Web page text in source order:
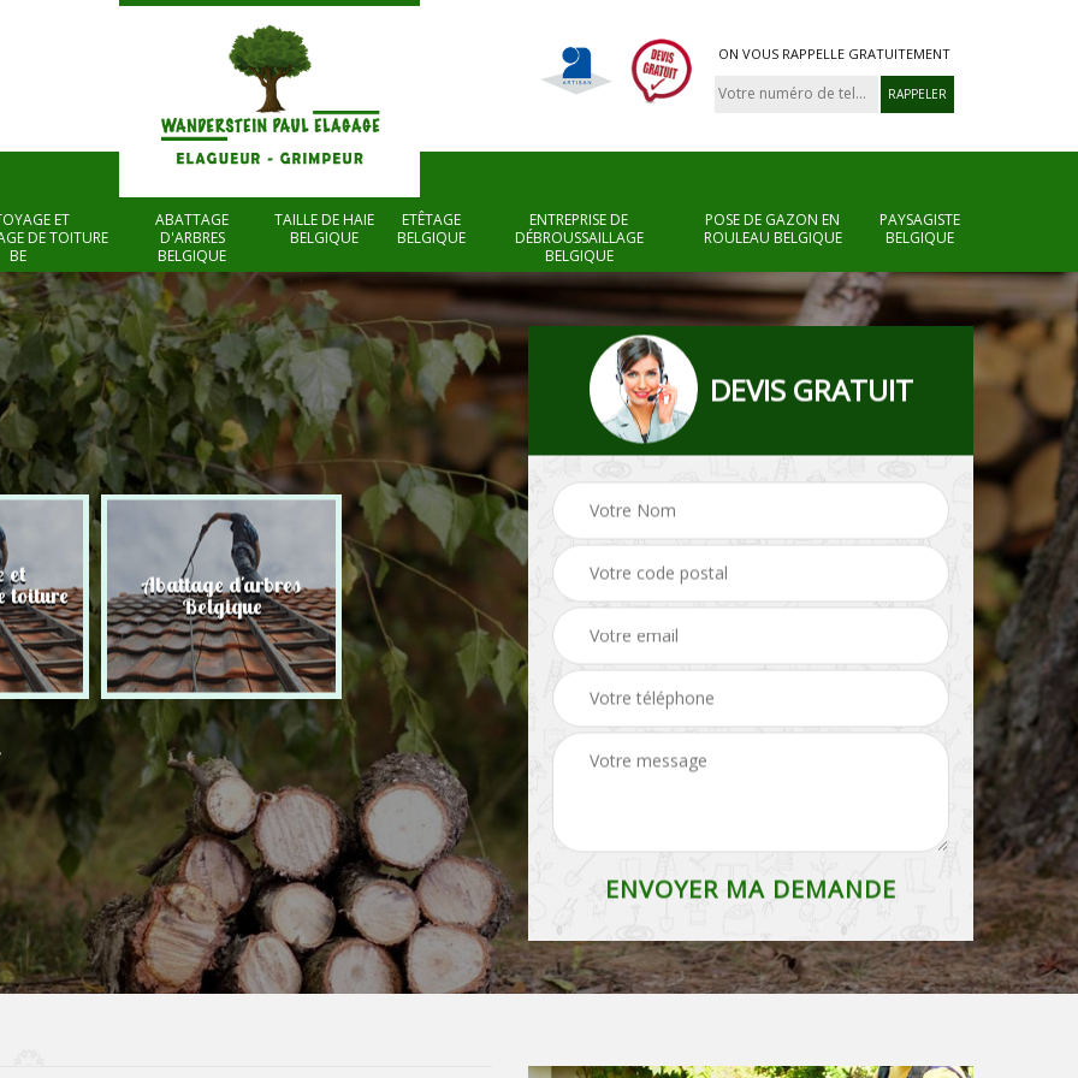
ON VOUS RAPPELLE GRATUITEMENT
ET
DE TOITURE
BE
ABATTAGE
D'ARBRES
BELGIQUE
TAILLE DE HAIE
BELGIQUE
ETÊTAGE
BELGIQUE
ENTREPRISE DE
DÉBROUSSAILLAGE
BELGIQUE
POSE DE GAZON EN
ROULEAU BELGIQUE
PAYSAGISTE
BELGIQUE
et
toiture Abattage d'arbres
Belgique
Taille de haie
Belgique Etêtage Belgique
Entreprise de
débroussaillage
Belgique
DEVIS GRATUIT